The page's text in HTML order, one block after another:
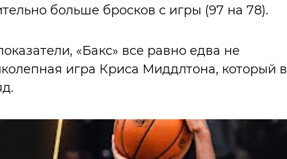
больше бросков с игры (97 на 78).
«Бакс» все равно едва не
игра Криса Миддлтона, который в